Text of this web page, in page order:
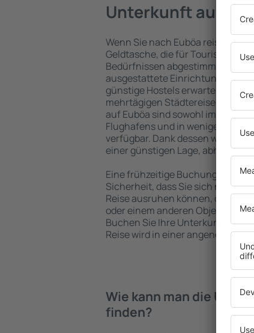
Unterkunft auf
Wenn Sie nach Euböa reisen,
Geldtasche, die für Touristen
Bedürfnissen abgestimmt sind.
ausgestattete Einrichtungen mit
günstige Hostels erwarten die
mehrtägigen Städtereise
auf Euböa sind sowohl im
Flughafens und in weniger
verfügbar. Dank dessen wählen
einer günstigen Lage, abhängig
Eine frühzeitige Buchung der
Sicherheit, dass Sie sich nach
Reise ausruhen können, ohne
oder einem anderen Objekt für
Buchen Sie Ihre Unterkunft vor
Reise wird in einer
Wie kann man die
finden?